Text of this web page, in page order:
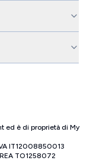
ed è di proprietà di My
IT12008850013
TO1258072